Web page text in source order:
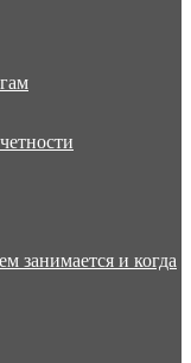
занимается и когда